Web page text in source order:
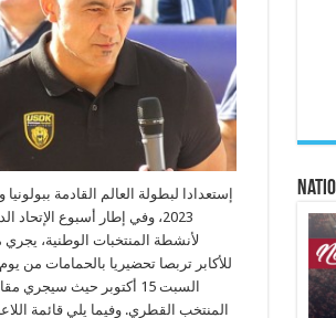
إستعدادا لبطولة العالم القادمة
2023، وفي إطار أسبوع
لأنشطة المنتخبات الوطنية، يجري
السبت 15 أكتوبر حيث سيجري
المنتخب القطري. وفيما يلي قائمة